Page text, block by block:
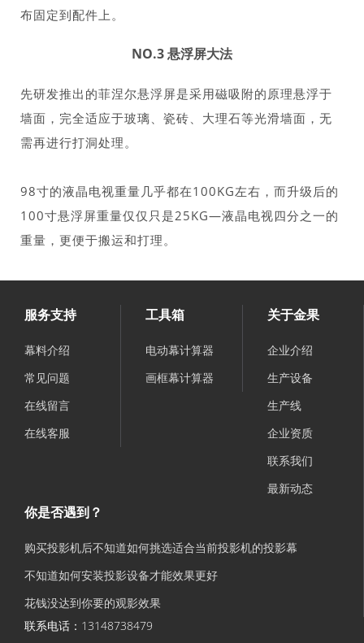
布固定到配件上。
NO.3 悬浮屏大法
先研发推出的菲涅尔悬浮屏是采用磁吸附的原理悬浮于
墙面，完全适应于玻璃、瓷砖、大理石等光滑墙面，无
需再进行打洞处理。
98寸的液晶电视重量几乎都在100KG左右，而升级后的
100寸悬浮屏重量仅仅只是25KG—液晶电视四分之一的
重量，更便于搬运和打理。
服务支持
幕料介绍
常见问题
在线留言
在线客服
工具箱
电动幕计算器
画框幕计算器
关于金果
企业介绍
生产设备
生产线
企业资质
联系我们
最新动态
你是否遇到？
购买投影机后不知道如何挑选适合当前投影机的投影幕
不知道如何安装投影设备才能效果更好
花钱没达到你要的观影效果
联系电话：13148738479